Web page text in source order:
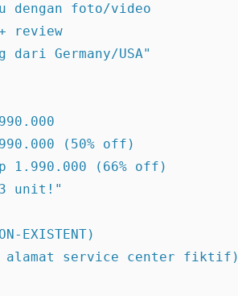
dengan foto/video
review
Germany/USA"
(50% off)
1.990.000 (66% off)
unit!"
EXISTENT)
alamat service center fiktif)